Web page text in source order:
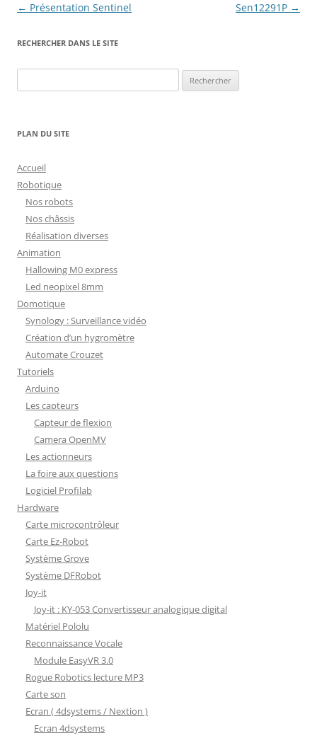
Navigation
articles
← Présentation Sentinel Sen12291P →
RECHERCHER DANS LE SITE
PLAN DU SITE
Accueil
Robotique
Nos robots
Nos châssis
Réalisation diverses
Animation
Hallowing M0 express
Led neopixel 8mm
Domotique
Synology : Surveillance vidéo
Création d’un hygromètre
Automate Crouzet
Tutoriels
Arduino
Les capteurs
Capteur de flexion
Camera OpenMV
Les actionneurs
La foire aux questions
Logiciel Profilab
Hardware
Carte microcontrôleur
Carte Ez-Robot
Système Grove
Système DFRobot
Joy-it
Joy-it : KY-053 Convertisseur analogique digital
Matériel Pololu
Reconnaissance Vocale
Module EasyVR 3.0
Rogue Robotics lecture MP3
Carte son
Ecran ( 4dsystems / Nextion )
Ecran 4dsystems